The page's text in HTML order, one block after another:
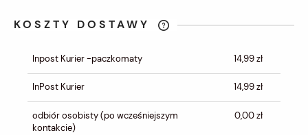
KOSZTY DOSTAWY
KOSZTÓW PŁATNOŚCI
Inpost Kurier -paczkomaty 14,99 zł
InPost Kurier 14,99 zł
odbiór osobisty(po wcześniejszym
kontakcie)
0,00 zł